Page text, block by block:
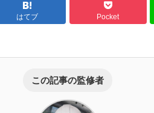
はてブ Pocket
この記事の監修者